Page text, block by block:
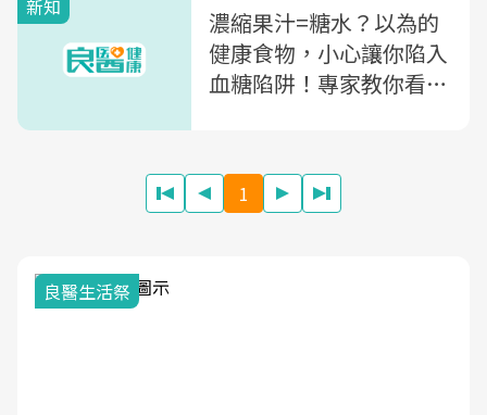
新知
濃縮果汁=糖水？以為的
健康食物，小心讓你陷入
血糖陷阱！專家教你看懂
1
良醫生活祭